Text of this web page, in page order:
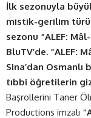
İlk sezonuyla
mistik-gerilim
sezonu “ALEF:
BluTV’de. “ALEF:
Sina’dan
tıbbi öğretilerin
Başrollerini Taner
Productions imzalı